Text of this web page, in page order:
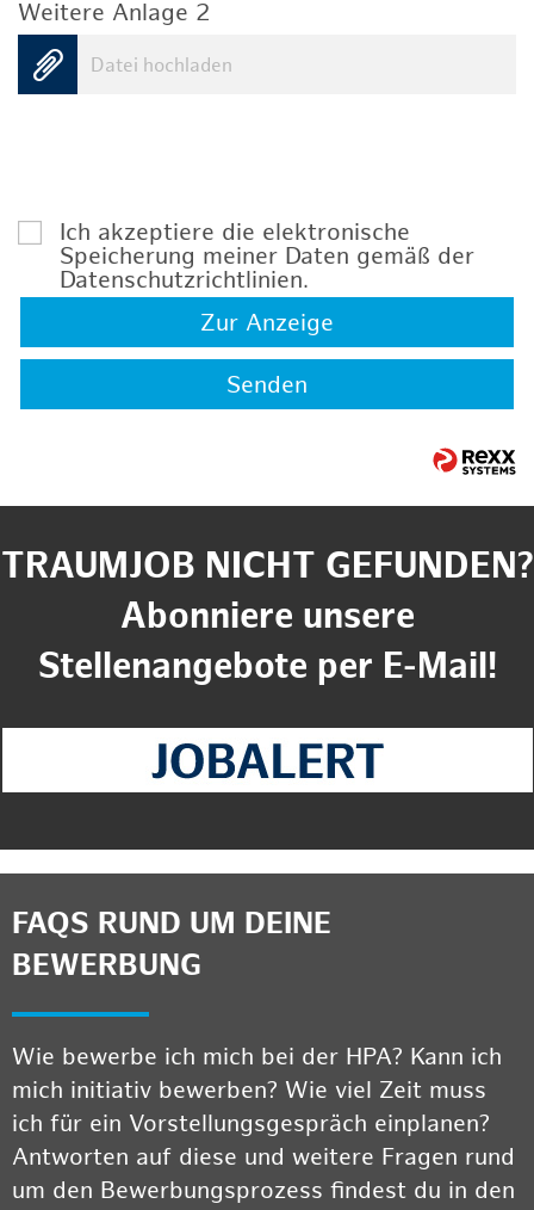
Weitere Anlage 2
Datei hochladen
Ich akzeptiere die elektronische
Speicherung meiner Daten gemäß der
Datenschutzrichtlinien.
Zur Anzeige
Senden
TRAUMJOB NICHT GEFUNDEN?
Abonniere unsere
Stellenangebote per E-Mail!
FAQS RUND UM DEINE
BEWERBUNG
Wie bewerbe ich mich bei der HPA? Kann ich
mich initiativ bewerben? Wie viel Zeit muss
ich für ein Vorstellungsgespräch einplanen?
Antworten auf diese und weitere Fragen rund
um den Bewerbungsprozess findest du in den